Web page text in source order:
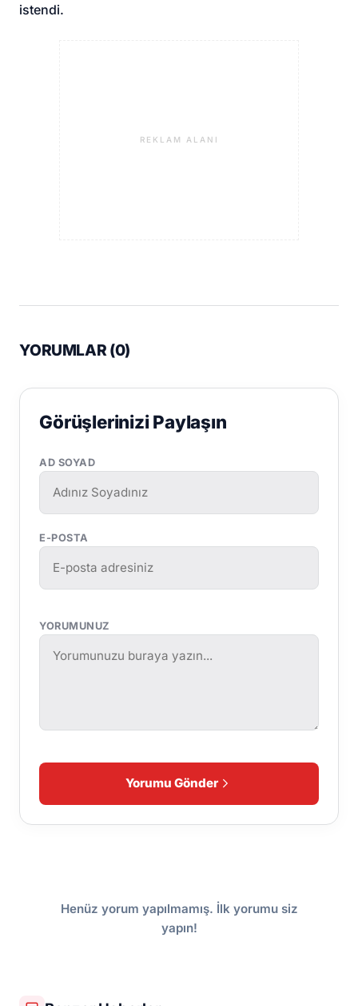
istendi.
REKLAM ALANI
YORUMLAR (0)
Görüşlerinizi Paylaşın
AD SOYAD
E-POSTA
YORUMUNUZ
Yorumu Gönder
Henüz yorum yapılmamış. İlk yorumu siz
yapın!